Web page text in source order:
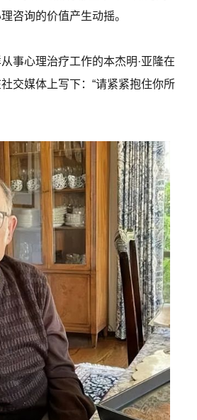
咨询的价值产生动摇。
事心理治疗工作的本杰明·亚隆在
交媒体上写下：“请紧紧抱住你所